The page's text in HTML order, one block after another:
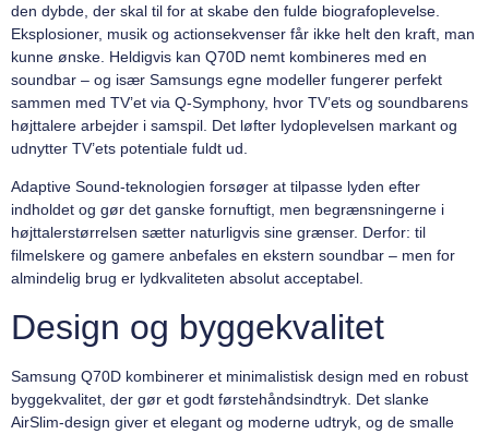
den dybde, der skal til for at skabe den fulde biografoplevelse.
Eksplosioner, musik og actionsekvenser får ikke helt den kraft, man
kunne ønske. Heldigvis kan Q70D nemt kombineres med en
soundbar – og især Samsungs egne modeller fungerer perfekt
sammen med TV’et via Q-Symphony, hvor TV’ets og soundbarens
højttalere arbejder i samspil. Det løfter lydoplevelsen markant og
udnytter TV’ets potentiale fuldt ud.
Adaptive Sound-teknologien forsøger at tilpasse lyden efter
indholdet og gør det ganske fornuftigt, men begrænsningerne i
højttalerstørrelsen sætter naturligvis sine grænser. Derfor: til
filmelskere og gamere anbefales en ekstern soundbar – men for
almindelig brug er lydkvaliteten absolut acceptabel.
Design og byggekvalitet
Samsung Q70D kombinerer et minimalistisk design med en robust
byggekvalitet, der gør et godt førstehåndsindtryk. Det slanke
AirSlim-design giver et elegant og moderne udtryk, og de smalle